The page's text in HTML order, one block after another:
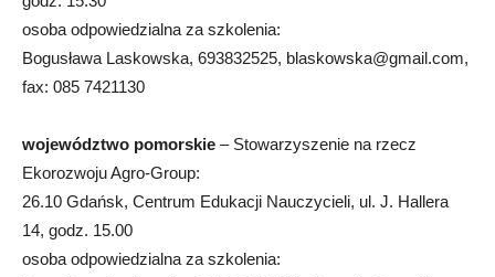
osoba odpowiedzialna za szkolenia:
Bogusława Laskowska, 693832525, blaskowska@gmail.com,
fax: 085 7421130
województwo pomorskie – Stowarzyszenie na rzecz
Ekorozwoju Agro-Group:
26.10 Gdańsk, Centrum Edukacji Nauczycieli, ul. J. Hallera
14, godz. 15.00
osoba odpowiedzialna za szkolenia: